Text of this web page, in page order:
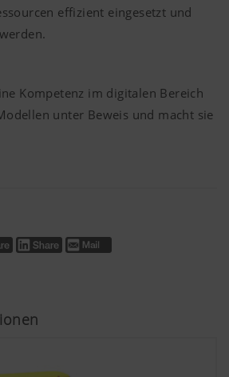
effizient eingesetzt und
Kompetenz im digitalen Bereich
unter Beweis und macht sie